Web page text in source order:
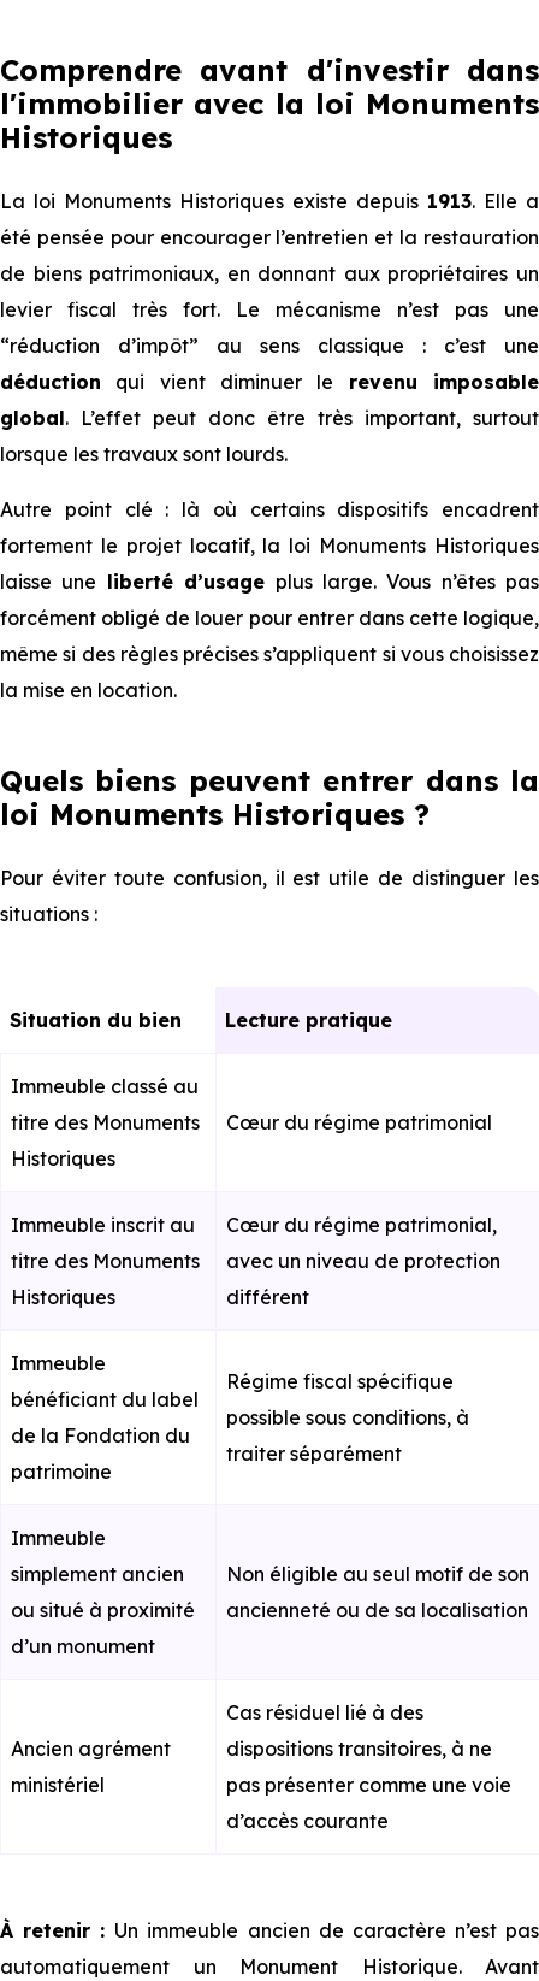
Comprendre avant d'investir dans
l'immobilier avec la loi Monuments
Historiques
La loi Monuments Historiques existe depuis 1913. Elle a
été pensée pour encourager l’entretien et la restauration
de biens patrimoniaux, en donnant aux propriétaires un
levier fiscal très fort. Le mécanisme n’est pas une
“réduction d’impôt” au sens classique : c’est une
déduction qui vient diminuer le revenu imposable
global. L’effet peut donc être très important, surtout
lorsque les travaux sont lourds.
Autre point clé : là où certains dispositifs encadrent
fortement le projet locatif, la loi Monuments Historiques
laisse une liberté d’usage plus large. Vous n’êtes pas
forcément obligé de louer pour entrer dans cette logique,
même si des règles précises s’appliquent si vous choisissez
la mise en location.
Quels biens peuvent entrer dans la
loi Monuments Historiques ?
Pour éviter toute confusion, il est utile de distinguer les
situations :
Situation du bien Lecture pratique
Immeuble classé au
titre des Monuments
Historiques
Cœur du régime patrimonial
Immeuble inscrit au
titre des Monuments
Historiques
Cœur du régime patrimonial,
avec un niveau de protection
différent
Immeuble
bénéficiant du label
de la Fondation du
patrimoine
Régime fiscal spécifique
possible sous conditions, à
traiter séparément
Immeuble
simplement ancien
ou situé à proximité
d’un monument
Non éligible au seul motif de son
ancienneté ou de sa localisation
Ancien agrément
ministériel
Cas résiduel lié à des
dispositions transitoires, à ne
pas présenter comme une voie
d’accès courante
À retenir : Un immeuble ancien de caractère n’est pas
automatiquement un Monument Historique. Avant